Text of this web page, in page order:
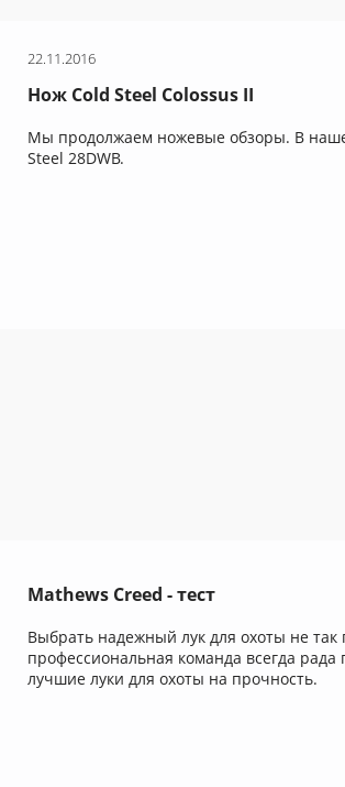
22.11.2016
Нож Cold Steel Colossus II
Мы продолжаем ножевые обзоры. В
Steel 28DWB.
Mathews Creed - тест
Выбрать надежный лук для охоты не так
профессиональная команда всегда рада
лучшие луки для охоты на прочность.